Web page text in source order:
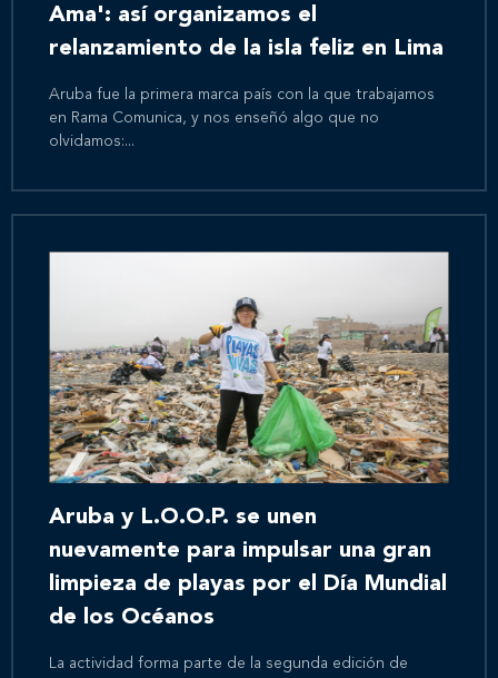
Ama': así organizamos el
relanzamiento de la isla feliz en Lima
Aruba fue la primera marca país con la que trabajamos
en Rama Comunica, y nos enseñó algo que no
olvidamos:...
Aruba y L.O.O.P. se unen
nuevamente para impulsar una gran
limpieza de playas por el Día Mundial
de los Océanos
La actividad forma parte de la segunda edición de